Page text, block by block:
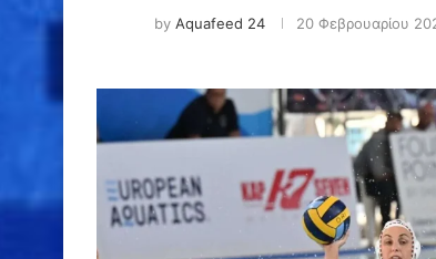
by Aquafeed 24 20 Φεβρουαρίου